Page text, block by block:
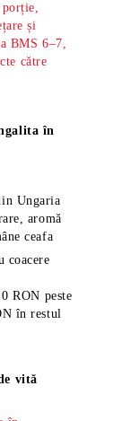
porție,
și
BMS 6–7,
către
în
Ungaria
aromă
ceafa
coacere
RON peste
în restul
vită